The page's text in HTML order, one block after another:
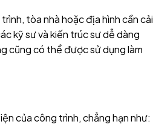
tòa nhà hoặc địa hình cần cải
kỹ sư và kiến trúc sư dễ dàng
cũng có thể được sử dụng làm
của công trình, chẳng hạn như: